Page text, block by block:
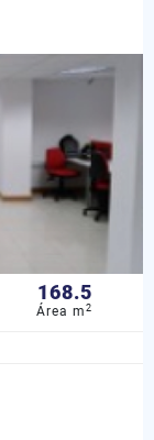
168.5
Área m2